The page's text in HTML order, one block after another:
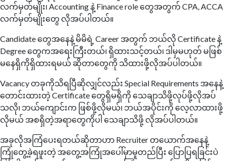
လက်မှတ်မျိုး၊ Accounting နဲ့ Finance role တွေအတွက် CPA, ACCA
လက်မှတ်မျိုးတွေ လိုအပ်ပါတယ်။
Candidate တွေအနေနဲ့ မိမိရဲ့ Career အတွက် ဘယ်လို Certificate နဲ့
Degree တွေကအရေးကြီးတယ်၊ ရှိထားသင့်တယ်၊ ဒါမှမဟုတ် မဖြစ်
မနေရှိကိုရှိထားရမယ် ဆိုတာတွေကို သိထားဖို့လိုအပ်ပါတယ်။
Vacancy တခုကိုသိရပြီဆိုလျှင်လည်း Special Requirements အနေနဲ့
တောင်းထားတဲ့ Certificate တွေရှိမရှိကို သေချာသိဖို့လုပ်ဖို့လိုအပ်
သလို၊ ဘယ်ကျောင်းက ဖြစ်ဖို့လိုမယ်၊ ဘယ်အပိုင်းကို လေ့လာထားဖို့
လိုမယ် အစရှိတဲ့အရာတွေကိုပါ သေချာသိဖို့ လိုအပ်ပါတယ်။
အခုလိုအကြံပေးရတယ်ဆိုတာဟာ Recruiter တယောက်အနေနဲ့
ကြုံတွေ့ခဲ့ရဖူးတဲ့ အတွေ့အကြုံအပေါ်မှာမူတည်ပြီး ပြောပြရခြင်းပဲ